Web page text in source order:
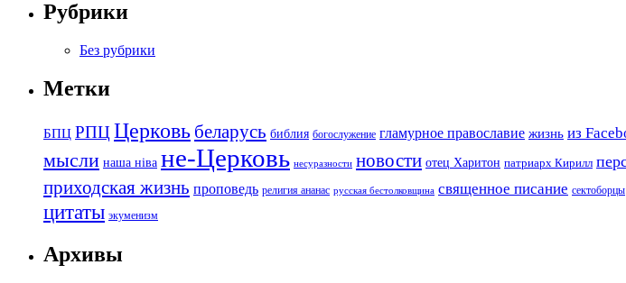
Рубрики
Без рубрики
Метки
БПЦ РПЦ Церковь беларусь библия богослужение гламурное православие жизнь из
мысли наша ніва не-Церковь несуразности новости отец Харитон патриарх Кирилл
приходская жизнь проповедь религия ананас русская бестолковщина священное писание сектоборцы
цитаты экуменизм
Архивы